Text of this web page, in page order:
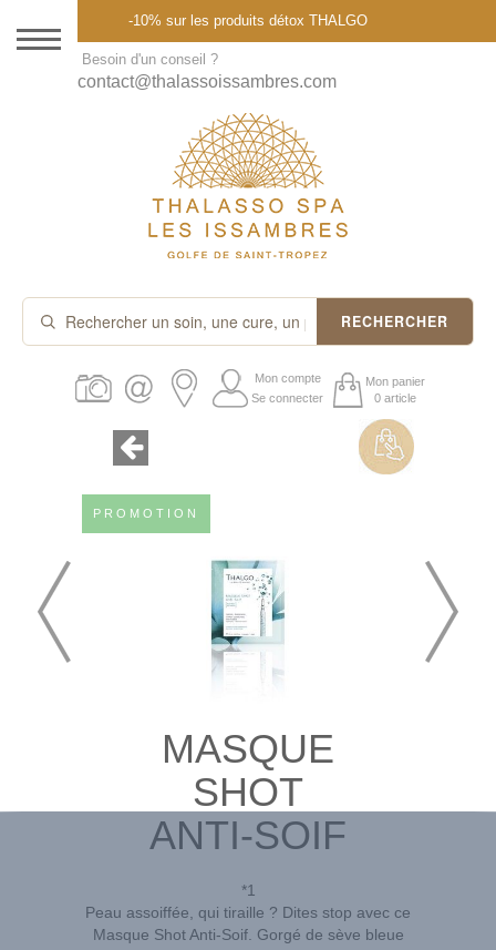
DESTINATION
THALASSO SPA
CURES ET FORFAITS
SOINS À LA CARTE
ABONNEMENTS
PROMOS
-10% sur les produits détox THALGO
Besoin d'un conseil ?
contact@thalassoissambres.com
RECHERCHER
Mon compte
Se connecter
Mon panier
0 article
PROMOTION
MASQUE
SHOT
ANTI-SOIF
*1
Peau assoiffée, qui tiraille ? Dites stop avec ce
Masque Shot Anti-Soif. Gorgé de sève bleue